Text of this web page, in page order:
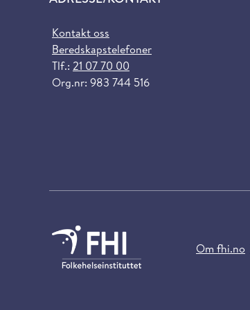
Kontakt oss
Beredskapstelefoner
Tlf.: 21 07 70 00
Org.nr: 983 744 516
Om fhi.no